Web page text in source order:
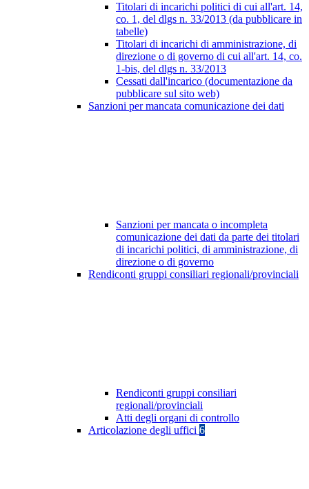
Titolari di incarichi politici di cui all'art. 14,
co. 1, del dlgs n. 33/2013 (da pubblicare in
tabelle)
Titolari di incarichi di amministrazione, di
direzione o di governo di cui all'art. 14, co.
1-bis, del dlgs n. 33/2013
Cessati dall'incarico (documentazione da
pubblicare sul sito web)
Sanzioni per mancata comunicazione dei dati
Sanzioni per mancata o incompleta
comunicazione dei dati da parte dei titolari
di incarichi politici, di amministrazione, di
direzione o di governo
Rendiconti gruppi consiliari regionali/provinciali
Rendiconti gruppi consiliari
regionali/provinciali
Atti degli organi di controllo
Articolazione degli uffici 6